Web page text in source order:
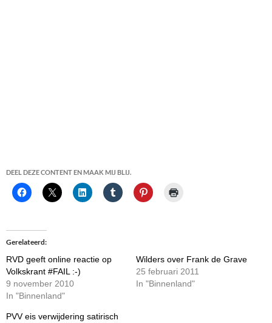
DEEL DEZE CONTENT EN MAAK MIJ BLIJ.
Gerelateerd
RVD geeft online reactie op
Volkskrant #FAIL :-)
9 november 2010
In "Binnenland"
Wilders over Frank de Grave
25 februari 2011
In "Binnenland"
PVV eis verwijdering satirisch